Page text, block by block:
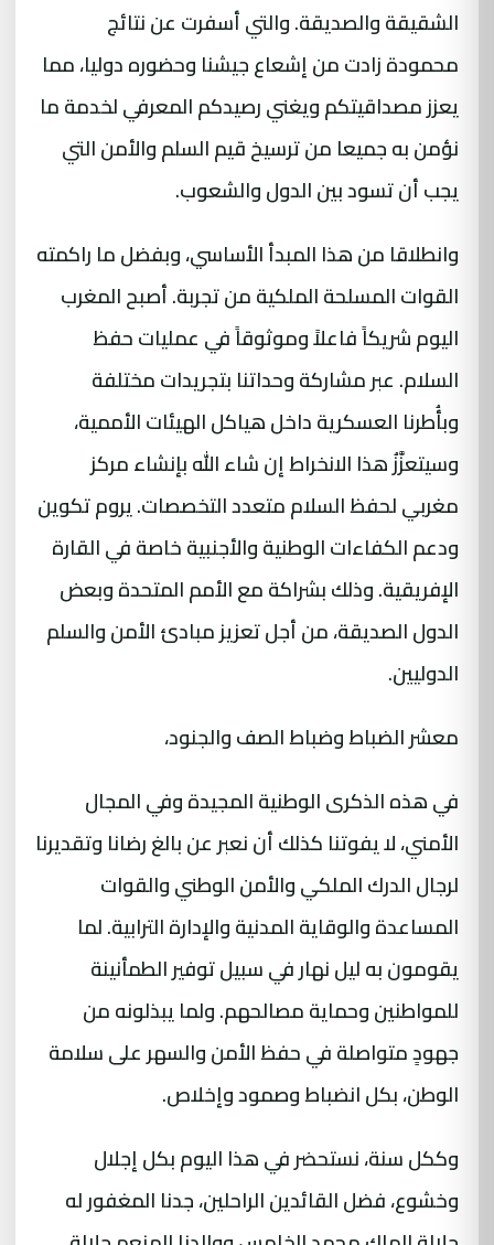
الشقيقة والصديقة. والتي أسفرت عن نتائج
محمودة زادت من إشعاع جيشنا وحضوره دوليا، مما
يعزز مصداقيتكم ويغني رصيدكم المعرفي لخدمة ما
نؤمن به جميعا من ترسيخ قيم السلم والأمن التي
يجب أن تسود بين الدول والشعوب.
وانطلاقا من هذا المبدأ الأساسي، وبفضل ما راكمته
القوات المسلحة الملكية من تجربة. أصبح المغرب
اليوم شريكاً فاعلاً وموثوقاً في عمليات حفظ
السلام. عبر مشاركة وحداتنا بتجريدات مختلفة
وبأُطرنا العسكرية داخل هياكل الهيئات الأممية،
وسيتعزَّزُ هذا الانخراط إن شاء الله بإنشاء مركز
مغربي لحفظ السلام متعدد التخصصات. يروم تكوين
ودعم الكفاءات الوطنية والأجنبية خاصة في القارة
الإفريقية. وذلك بشراكة مع الأمم المتحدة وبعض
الدول الصديقة، من أجل تعزيز مبادئ الأمن والسلم
الدوليين.
معشر الضباط وضباط الصف والجنود،
في هذه الذكرى الوطنية المجيدة وفي المجال
الأمني، لا يفوتنا كذلك أن نعبر عن بالغ رضانا وتقديرنا
لرجال الدرك الملكي والأمن الوطني والقوات
المساعدة والوقاية المدنية والإدارة الترابية. لما
يقومون به ليل نهار في سبيل توفير الطمأنينة
للمواطنين وحماية مصالحهم. ولما يبذلونه من
جهودٍ متواصلة في حفظ الأمن والسهر على سلامة
الوطن، بكل انضباط وصمود وإخلاص.
وككل سنة، نستحضر في هذا اليوم بكل إجلال
وخشوع، فضل القائدين الراحلين، جدنا المغفور له